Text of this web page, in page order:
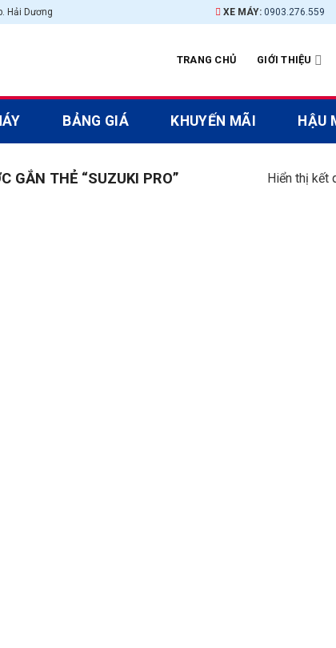
Hải Dương XE MÁY: 0903.276.559
TRANG CHỦ GIỚI THIỆU
BẢNG GIÁ KHUYẾN MÃI HẬU
GẮN THẺ “SUZUKI PRO” Hiển thị kết